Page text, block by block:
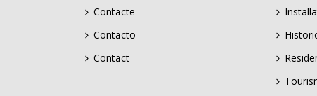
Contacte
Contacto
Contact